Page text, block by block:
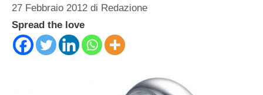
27 Febbraio 2012 di Redazione
Spread the love